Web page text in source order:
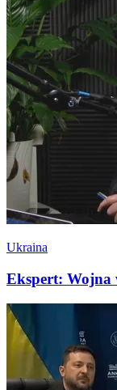
Ukraina
Ekspert: Wojna